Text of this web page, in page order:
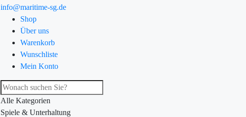
info@maritime-sg.de
Shop
Über uns
Warenkorb
Wunschliste
Mein Konto
Alle Kategorien
Spiele & Unterhaltung